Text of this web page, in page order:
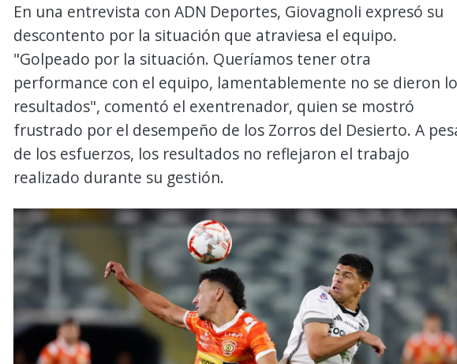
En una entrevista con ADN Deportes, Giovagnoli expresó su
descontento por la situación que atraviesa el equipo.
"Golpeado por la situación. Queríamos tener otra
performance con el equipo, lamentablemente no se dieron
resultados", comentó el exentrenador, quien se mostró
frustrado por el desempeño de los Zorros del Desierto. A
de los esfuerzos, los resultados no reflejaron el trabajo
realizado durante su gestión.